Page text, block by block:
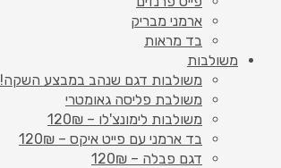
ארמני מבריק
בד מראות
משולבות
משולבות דגם שנהב במבצע השקה!
משולבת פליסה גאומטרי
משולבות לימונצ'לו – 120₪
בד ארמני עם פייט איקס – 120₪
דגם פבלה – 120₪